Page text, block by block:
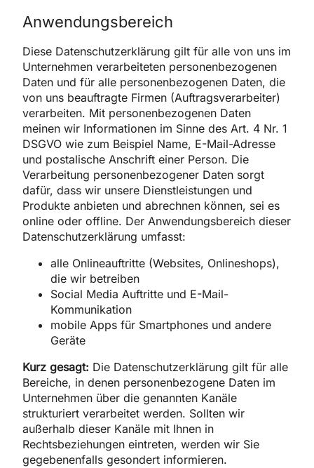
Anwendungsbereich
Diese Datenschutzerklärung gilt für alle von uns im
Unternehmen verarbeiteten personenbezogenen
Daten und für alle personenbezogenen Daten, die
von uns beauftragte Firmen (Auftragsverarbeiter)
verarbeiten. Mit personenbezogenen Daten
meinen wir Informationen im Sinne des Art. 4 Nr. 1
DSGVO wie zum Beispiel Name, E-Mail-Adresse
und postalische Anschrift einer Person. Die
Verarbeitung personenbezogener Daten sorgt
dafür, dass wir unsere Dienstleistungen und
Produkte anbieten und abrechnen können, sei es
online oder offline. Der Anwendungsbereich dieser
Datenschutzerklärung umfasst:
alle Onlineauftritte (Websites, Onlineshops),
die wir betreiben
Social Media Auftritte und E-Mail-
Kommunikation
mobile Apps für Smartphones und andere
Geräte
Kurz gesagt: Die Datenschutzerklärung gilt für alle
Bereiche, in denen personenbezogene Daten im
Unternehmen über die genannten Kanäle
strukturiert verarbeitet werden. Sollten wir
außerhalb dieser Kanäle mit Ihnen in
Rechtsbeziehungen eintreten, werden wir Sie
gegebenenfalls gesondert informieren.